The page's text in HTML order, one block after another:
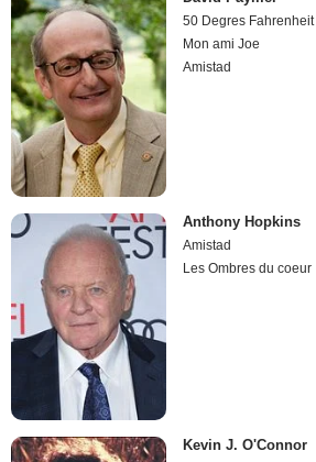
50 Degres Fahrenheit
Mon ami Joe
Amistad
Anthony Hopkins
Amistad
Les Ombres du coeur
Kevin J. O'Connor